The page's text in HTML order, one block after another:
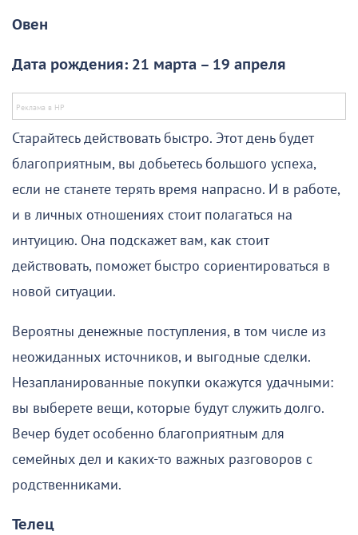
Овен
Дата рождения: 21 марта – 19 апреля
Старайтесь действовать быстро. Этот день будет
благоприятным, вы добьетесь большого успеха,
если не станете терять время напрасно. И в работе,
и в личных отношениях стоит полагаться на
интуицию. Она подскажет вам, как стоит
действовать, поможет быстро сориентироваться в
новой ситуации.
Вероятны денежные поступления, в том числе из
неожиданных источников, и выгодные сделки.
Незапланированные покупки окажутся удачными:
вы выберете вещи, которые будут служить долго.
Вечер будет особенно благоприятным для
семейных дел и каких-то важных разговоров с
родственниками.
Телец